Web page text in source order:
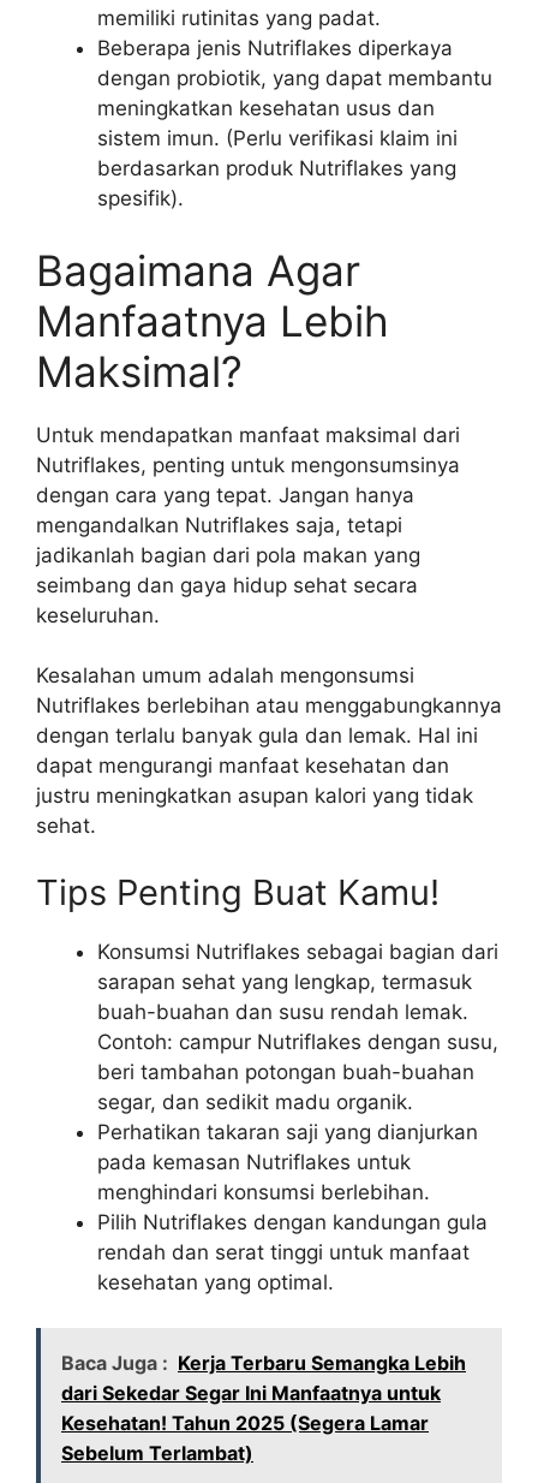
memiliki rutinitas yang padat.
Beberapa jenis Nutriflakes diperkaya
dengan probiotik, yang dapat membantu
meningkatkan kesehatan usus dan
sistem imun. (Perlu verifikasi klaim ini
berdasarkan produk Nutriflakes yang
spesifik).
Bagaimana Agar
Manfaatnya Lebih
Maksimal?
Untuk mendapatkan manfaat maksimal dari
Nutriflakes, penting untuk mengonsumsinya
dengan cara yang tepat. Jangan hanya
mengandalkan Nutriflakes saja, tetapi
jadikanlah bagian dari pola makan yang
seimbang dan gaya hidup sehat secara
keseluruhan.
Kesalahan umum adalah mengonsumsi
Nutriflakes berlebihan atau menggabungkannya
dengan terlalu banyak gula dan lemak. Hal ini
dapat mengurangi manfaat kesehatan dan
justru meningkatkan asupan kalori yang tidak
sehat.
Tips Penting Buat Kamu!
Konsumsi Nutriflakes sebagai bagian dari
sarapan sehat yang lengkap, termasuk
buah-buahan dan susu rendah lemak.
Contoh: campur Nutriflakes dengan susu,
beri tambahan potongan buah-buahan
segar, dan sedikit madu organik.
Perhatikan takaran saji yang dianjurkan
pada kemasan Nutriflakes untuk
menghindari konsumsi berlebihan.
Pilih Nutriflakes dengan kandungan gula
rendah dan serat tinggi untuk manfaat
kesehatan yang optimal.
Baca Juga : Kerja Terbaru Semangka Lebih
dari Sekedar Segar Ini Manfaatnya untuk
Kesehatan! Tahun 2025 (Segera Lamar
Sebelum Terlambat)